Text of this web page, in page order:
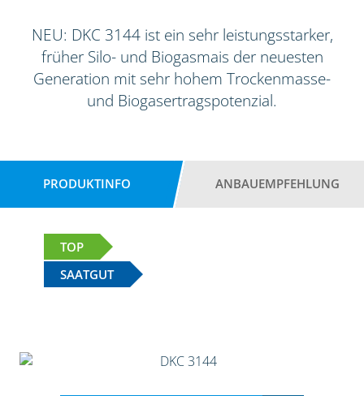
NEU: DKC 3144 ist ein sehr leistungsstarker,
früher Silo- und Biogasmais der neuesten
Generation mit sehr hohem Trockenmasse-
und Biogasertragspotenzial.
PRODUKTINFO ANBAUEMPFEHLUNG
TOP
SAATGUT